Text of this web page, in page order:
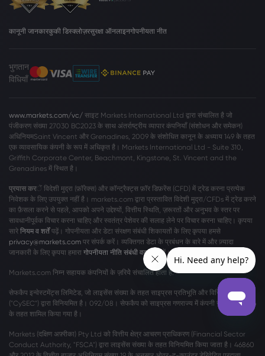
कानूनी जानकारकुकी डिस्क्लोज़रसुरक्षा ऑनलाइनगोपनीयता नीत
भुगतान
विधियाँ
www.markets.com/vc/ साइट Markets International Ltd द्वारा संचालित है जो
पंजीकरण संख्या 27030 BC2023 के साथ अंतर्राष्ट्रीय व्यापार कंपनियाँ (संशोधन और समेकन)
अधिनियमSaint Vincent और Grenadines, 2009 के संशोधित कानून के अध्याय 149 के तहत
एक व्यावसायिक कंपनी के रूप में अधिकृत है। Markets International Ltd - Suite 310,
Griffith Corporate Center, Beachmont, Kingstone, St. Vincent and the
Grenadines में स्थित है।
प्रयास करें विदेशी मुद्रा (फ़ॉरेक्स) और कॉन्ट्रैक्ट्स फ़ॉर डिफ़रेंस (CFD) में ट्रेड करना प्रत्येक
निवेशक के लिए उपयुक्त नहीं है। markets.com द्वारा प्रस्तावित विदेशी मुद्रा/CFDs में ट्रेड करने
का फ़ैसला करने से पहले, आपको अपने उद्देश्यों, वित्तीय स्थिति, ज़रूरतों और अनुभव के स्तर पर
सावधानीपूर्वक विचार करना चाहिए और स्वतंत्र पेशेवर की सलाह लेने पर विचार करना चाहिए। कृपया
सारे नियम व शर्तेंपढ़ें। गोपनीयता और डेटा संरक्षण संबंधी शिकायतों के लिए कृपया हमसे
privacy@markets.com पर संपर्क करें। व्यक्तिगत डेटा के प्रबंधन के बारे में और ज़्यादा
जानकारी के लिए कृपया हमारा गोपनीयता नीति संबंधी वक्तव्य पढ़ें।
Markets.com निम्न सहायक कंपनियों के ज़रियेे संचालित होता है:
सेफकैप इन्वेस्टमेंट्स लिमिटेड, जो लाइसेंस संख्या के तहत साइप्रस प्रतिभूति और विनिमय आयोग
("CySEC") द्वारा विनियमित है। 092/08। सेफकैप को साइप्रस गणराज्य में कंपनी संख्या η186196
के तहत शामिल किया गया है।
Markets (दक्षिण अफ़्रीका) Pty Ltd को वित्तीय क्षेत्र आचरण प्राधिकरण (Financial Sector
Conduct Authority, "FSCA") द्वारा लाइसेंस संख्या के तहत विनियमित किया जाता है। 46860